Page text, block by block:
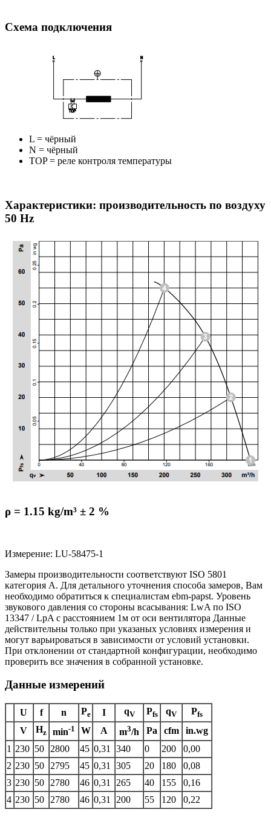
Схема подключения
L = чёрный
N = чёрный
TOP = реле контроля температуры
Характеристики: производительность по воздуху
50 Hz
ρ = 1.15 kg/m³ ± 2 %
Измерение: LU-58475-1
Замеры производительности соответствуют ISO 5801
категория А. Для детального уточнения способа замеров, Вам
необходимо обратиться к специалистам ebm-papst. Уровень
звукового давления со стороны всасывания: LwA по ISO
13347 / LpA с расстоянием 1м от оси вентилятора Данные
действительны только при указаных условиях измерения и
могут варьироваться в зависимости от условий установки.
При отклонении от стандартной конфигурации, необходимо
проверить все значения в собранной установке.
Данные измерений
U f n Pe I qV Pfs qV Pfs
V Hz min-1 W A m3/h Pa cfm
in.wg
1 230 50 2800 45 0,31 340 0 200
0,00
2 230 50 2795 45 0,31 305 20 180
0,08
3 230 50 2780 46 0,31 265 40 155
0,16
4 230 50 2780 46 0,31 200 55 120 0,22